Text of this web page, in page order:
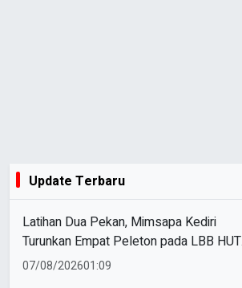
Update Terbaru
Latihan Dua Pekan, Mimsapa Kediri
Turunkan Empat Peleton pada LBB HUT
Ke-81 RI Kecamatan Pare
07/08/202601:09